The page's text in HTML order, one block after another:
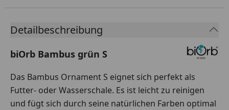
Detailbeschreibung
biOrb Bambus grün S
Das Bambus Ornament S eignet sich perfekt als
Futter- oder Wasserschale. Es ist leicht zu reinigen
und fügt sich durch seine natürlichen Farben optimal